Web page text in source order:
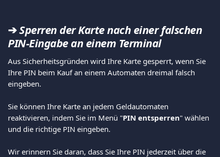
➔ Sperren der Karte nach einer falschen
PIN-Eingabe an einem Terminal
Aus Sicherheitsgründen wird Ihre Karte gesperrt, wenn Sie
Ihre PIN beim Kauf an einem Automaten dreimal falsch
eingeben.
Sie können Ihre Karte an jedem Geldautomaten
reaktivieren, indem Sie im Menü "PIN entsperren" wählen
und die richtige PIN eingeben.
Wir erinnern Sie daran, dass Sie Ihre PIN jederzeit über die